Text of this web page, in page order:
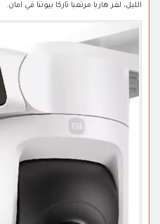
الليل، لفر هاربا مرتعبا تاركا بيوتنا في امان.